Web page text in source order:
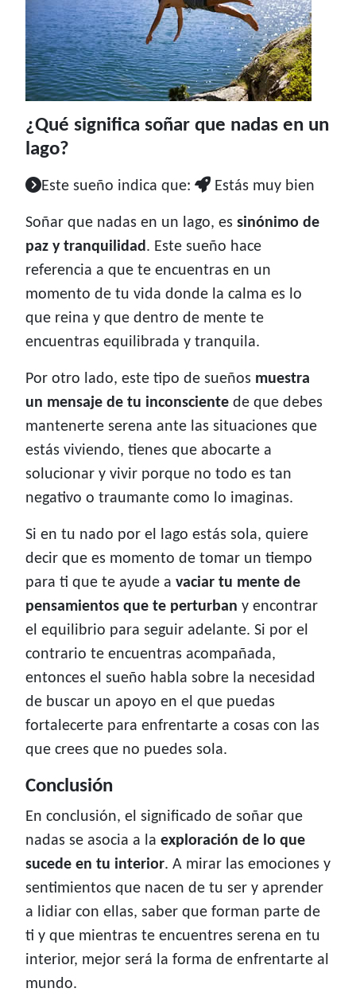
¿Qué significa soñar que nadas en un
lago?
Este sueño indica que: Estás muy bien
Soñar que nadas en un lago, es sinónimo de
paz y tranquilidad. Este sueño hace
referencia a que te encuentras en un
momento de tu vida donde la calma es lo
que reina y que dentro de mente te
encuentras equilibrada y tranquila.
Por otro lado, este tipo de sueños muestra
un mensaje de tu inconsciente de que debes
mantenerte serena ante las situaciones que
estás viviendo, tienes que abocarte a
solucionar y vivir porque no todo es tan
negativo o traumante como lo imaginas.
Si en tu nado por el lago estás sola, quiere
decir que es momento de tomar un tiempo
para ti que te ayude a vaciar tu mente de
pensamientos que te perturban y encontrar
el equilibrio para seguir adelante. Si por el
contrario te encuentras acompañada,
entonces el sueño habla sobre la necesidad
de buscar un apoyo en el que puedas
fortalecerte para enfrentarte a cosas con las
que crees que no puedes sola.
Conclusión
En conclusión, el significado de soñar que
nadas se asocia a la exploración de lo que
sucede en tu interior. A mirar las emociones y
sentimientos que nacen de tu ser y aprender
a lidiar con ellas, saber que forman parte de
ti y que mientras te encuentres serena en tu
interior, mejor será la forma de enfrentarte al
mundo.